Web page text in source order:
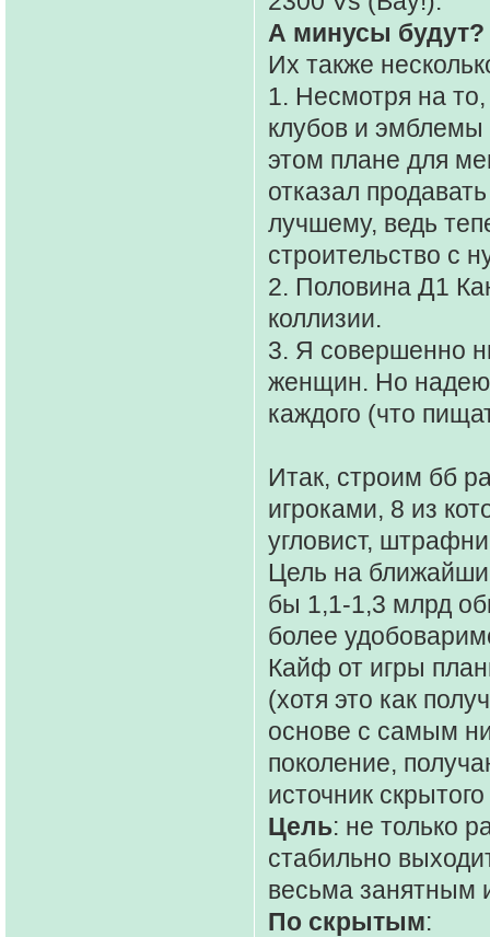
А минусы будут?
Их также
1. Несмотря на
клубов и эмблемы
этом плане для
отказал
лучшему, ведь
строительство с
2. Половина Д1
коллизии.
3. Я совершенно
женщин. Но
каждого (что
Итак, строим бб
игроками, 8 из
угловист,
Цель на
бы 1,1-1,3 млрд
более
Кайф от игры
(хотя это как
основе с самым
поколение,
источник
Цель: не только
стабильно
весьма занятным
По скрытым: